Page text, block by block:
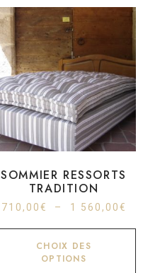
SOMMIER RESSORTS
TRADITION
710,00€ – 1 560,00€
CHOIX DES
OPTIONS